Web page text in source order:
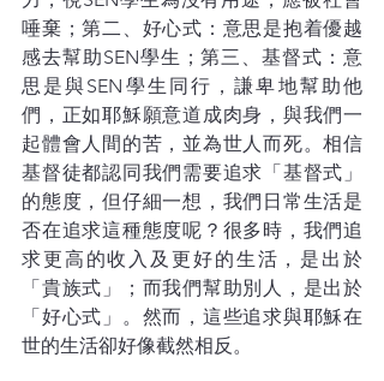
唾棄；第二、好心式：意思是抱着優越
感去幫助SEN學生；第三、基督式：意
思是與SEN學生同行，謙卑地幫助他
們，正如耶穌願意道成肉身，與我們一
起體會人間的苦，並為世人而死。相信
基督徒都認同我們需要追求「基督式」
的態度，但仔細一想，我們日常生活是
否在追求這種態度呢？很多時，我們追
求更高的收入及更好的生活，是出於
「貴族式」；而我們幫助別人，是出於
「好心式」。然而，這些追求與耶穌在
世的生活卻好像截然相反。